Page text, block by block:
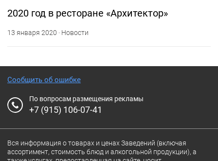
2020 год в ресторане «Архитектор»
13 января 2020 · Новости
Сообщить об ошибке
По вопросам размещения рекламы
+7 (915) 106-07-41
Вся информация о товарах и ценах Заведений (включая
ассортимент, стоимость блюд и алкогольной продукции), а